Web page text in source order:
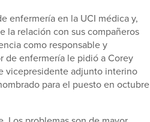
enfermería en la UCI médica y,
la relación con sus compañeros
como responsable y
de enfermería le pidió a Corey
vicepresidente adjunto interino
para el puesto en octubre